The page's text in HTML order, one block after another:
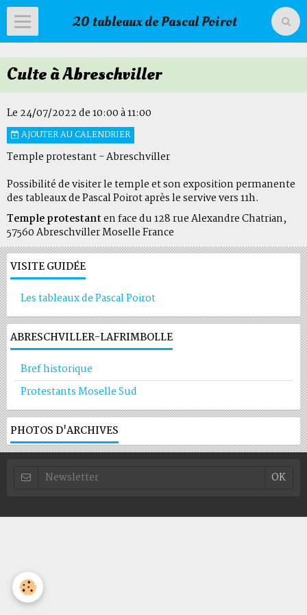
20 tableaux de Pascal Poirot
Accueil
Livre d'or
Agenda
Livre d'or du temple
Culte à Abreschviller
Le 24/07/2022de 10:00à 11:00
AJOUTER AU CALENDRIER
Temple protestant - Abreschviller
Possibilité de visiter le temple et son exposition permanente
des tableaux de Pascal Poirot après le servive vers 11h.
Temple protestanten face du 128 rue Alexandre Chatrian,
57560 Abreschviller Moselle France
VISITE GUIDÉE
Les tableaux de Pascal Poirot
ABRESCHVILLER-LAFRIMBOLLE
Bref historique
Protestants Moselle Sud
PHOTOS D'ARCHIVES